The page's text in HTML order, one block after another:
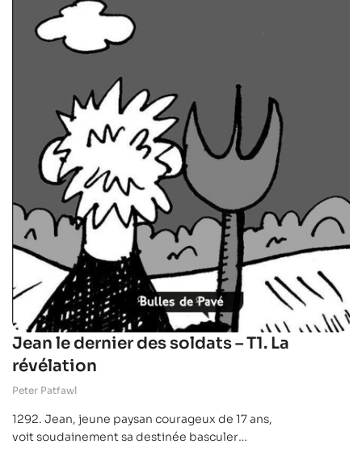
Jean le dernier des soldats – T1. La
révélation
Peter Patfawl
1292. Jean, jeune paysan courageux de 17 ans,
voit soudainement sa destinée basculer